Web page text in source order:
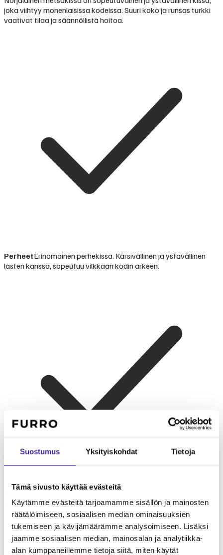
Suostumus Yksityiskohdat Tietoja
Tämä sivusto käyttää evästeitä
Käytämme evästeitä tarjoamamme sisällön ja mainosten
räätälöimiseen, sosiaalisen median ominaisuuksien
tukemiseen ja kävijämäärämme analysoimiseen. Lisäksi
jaamme sosiaalisen median, mainosalan ja analytiikka-
alan kumppaneillemme tietoja siitä, miten käytät
joka viihtyy monenlaisissa kodeissa. Suuri koko ja runsas turkki
vaativat tilaa ja säännöllistä hoitoa.
PerheetErinomainen perhekissa. Kärsivällinen ja ystävällinen
lasten kanssa, sopeutuu vilkkaan kodin arkeen.
Sopii hyvin yksin asuvalle. Itsenäinen luonne
kestää yksinoloa kohtuullisesti, mutta seuraa kaipaa silti.